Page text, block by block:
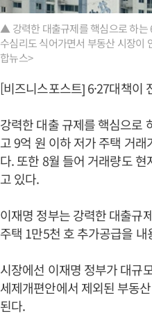
▲ 강력한 대출규제를 핵심으로 하는
수심리도 식어가면서 부동산 시장이
합뉴스>
[비즈니스포스트] 6·27대책이
강력한 대출 규제를 핵심으로
고 9억 원 이하 저가 주택 거
다. 또한 8월 들어 거래량도
고 있다.
이재명 정부는 강력한 대출규
주택 1만5천 호 추가공급을
시장에선 이재명 정부가 대규
세제개편안에서 제외된 부동
된다.